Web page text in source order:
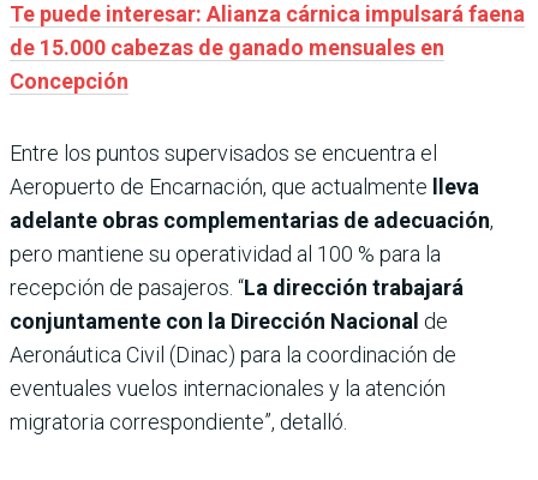
Te puede interesar: Alianza cárnica impulsará faena
de 15.000 cabezas de ganado mensuales en
Concepción
Entre los puntos supervisados se encuentra el
Aeropuerto de Encarnación, que actualmente
lleva
adelante obras complementarias de adecuación,
pero mantiene su operatividad al 100 % para la
recepción de pasajeros. “La dirección trabajará
conjuntamente con la Dirección Nacional de
Aeronáutica Civil (Dinac) para la coordinación de
eventuales vuelos internacionales y la atención
migratoria correspondiente”, detalló.